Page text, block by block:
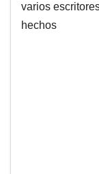
varios
hechos